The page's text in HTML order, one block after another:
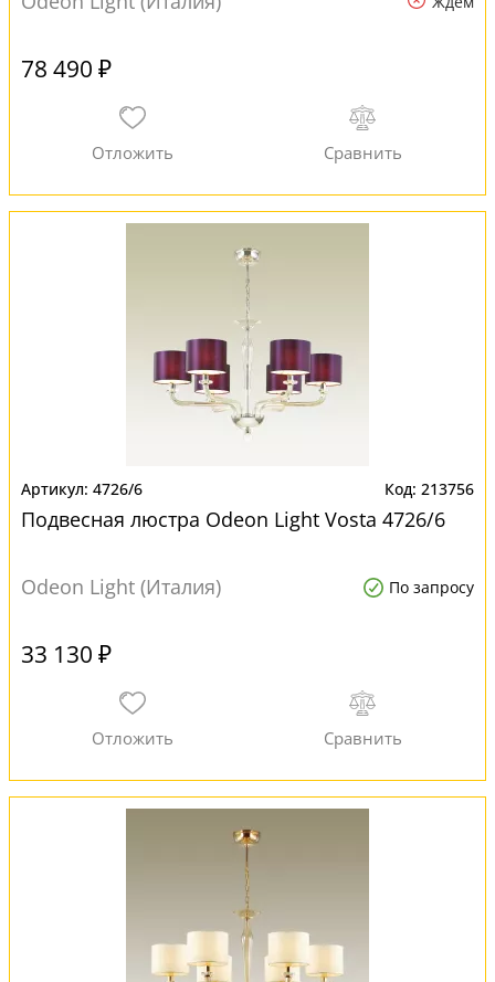
78 490 ₽
4726/6 213756
Подвесная люстра Odeon Light Vosta 4726/6
Odeon Light (Италия) По запросу
33 130 ₽